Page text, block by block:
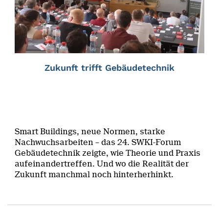
Zukunft trifft Gebäudetechnik
Smart Buildings, neue Normen, starke
Nachwuchsarbeiten – das 24. SWKI-Forum
Gebäudetechnik zeigte, wie Theorie und Praxis
aufeinandertreffen. Und wo die Realität der
Zukunft manchmal noch hinterherhinkt.